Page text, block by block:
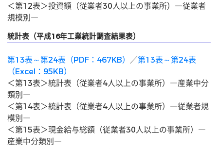
＜第12表＞投資額（従業者30人以上の事業所）―従業者
規模別―
統計表（平成16年工業統計調査結果表）
第13表～第24表（PDF：467KB） ／第13表～第24表
（Excel：95KB）
＜第13表＞統計表（従業者4人以上の事業所）―産業中分
類別―
＜第14表＞統計表（従業者4人以上の事業所）―従業者規
模別―
＜第15表＞現金給与総額（従業者30人以上の事業所）―
産業中分類別―